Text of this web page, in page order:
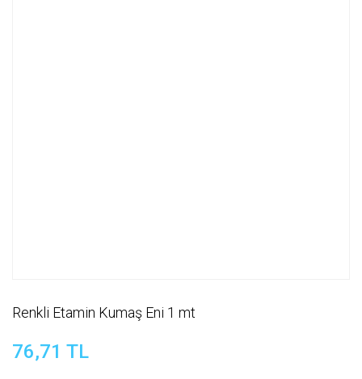
Renkli Etamin Kumaş Eni 1 mt
76,71 TL